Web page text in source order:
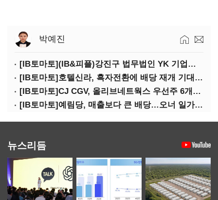
박예진
[IB토마토](IB&피플)강진구 법무법인 YK 기업거버넌스센터 센터장
[IB토마토]호텔신라, 흑자전환에 배당 재개 기대감…삼성생명도 웃을까
[IB토마토]CJ CGV, 올리브네트웍스 우선주 6개월 만에 상환…왜?
[IB토마토]예림당, 매출보다 큰 배당…오너 일가에 절반 간다
뉴스리듬